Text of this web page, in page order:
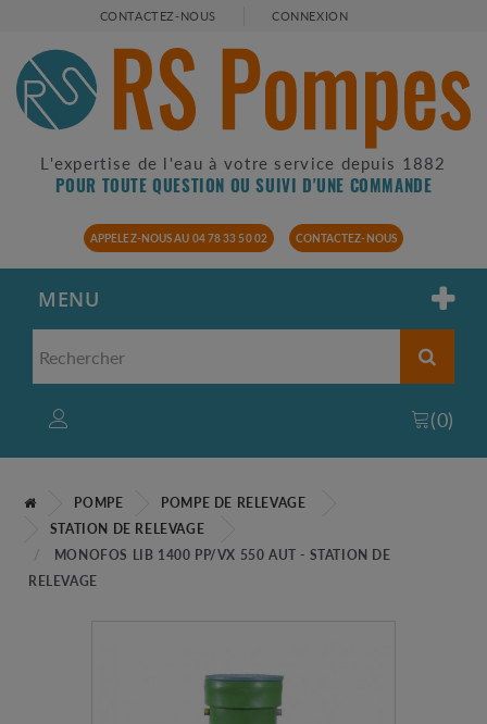
CONTACTEZ-NOUS CONNEXION
L'expertise de l'eau à votre service depuis 1882
POUR TOUTE QUESTION OU SUIVI D'UNE COMMANDE
APPELEZ-NOUS AU 04 78 33 50 02 CONTACTEZ-NOUS
MENU
(0)
POMPE
POMPE DE RELEVAGE
STATION DE RELEVAGE
MONOFOS LIB 1400 PP/VX 550 AUT - STATION DE
RELEVAGE